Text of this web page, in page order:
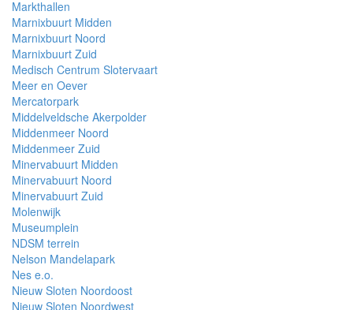
Markthallen
Marnixbuurt Midden
Marnixbuurt Noord
Marnixbuurt Zuid
Medisch Centrum Slotervaart
Meer en Oever
Mercatorpark
Middelveldsche Akerpolder
Middenmeer Noord
Middenmeer Zuid
Minervabuurt Midden
Minervabuurt Noord
Minervabuurt Zuid
Molenwijk
Museumplein
NDSM terrein
Nelson Mandelapark
Nes e.o.
Nieuw Sloten Noordoost
Nieuw Sloten Noordwest